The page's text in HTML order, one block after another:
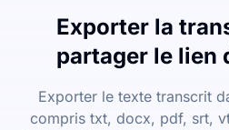
Exporter la
partager le lien
Exporter le texte transcrit
compris txt, docx, pdf, srt,